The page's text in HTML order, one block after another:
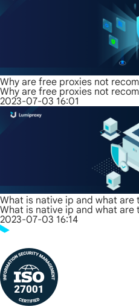
Why are free proxies not
Why are free proxies not
2023-07-03 16:01
What is native ip and what are
What is native ip and what are
2023-07-03 16:14